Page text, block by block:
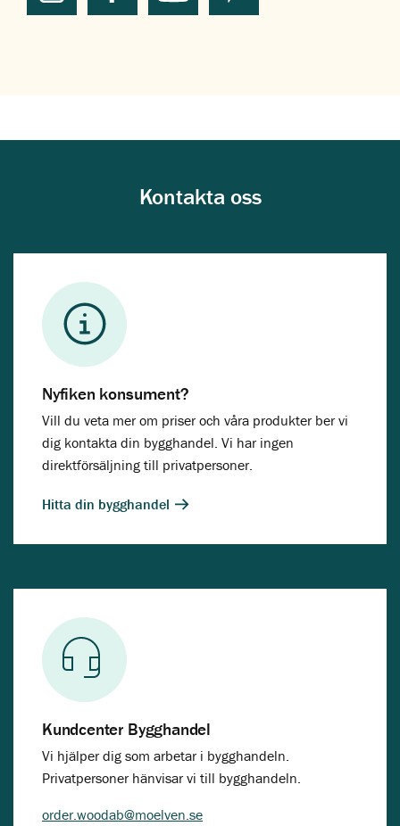
Kontakta oss
Nyfiken konsument?
Vill du veta mer om priser och våra produkter ber vi
dig kontakta din bygghandel. Vi har ingen
direktförsäljning till privatpersoner.
Hitta din bygghandel
Kundcenter Bygghandel
Vi hjälper dig som arbetar i bygghandeln.
Privatpersoner hänvisar vi till bygghandeln.
order.woodab@moelven.se